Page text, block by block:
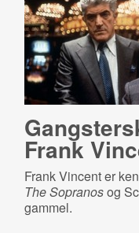
Frank
Frank Vincent er
The Sopranosog
gammel.